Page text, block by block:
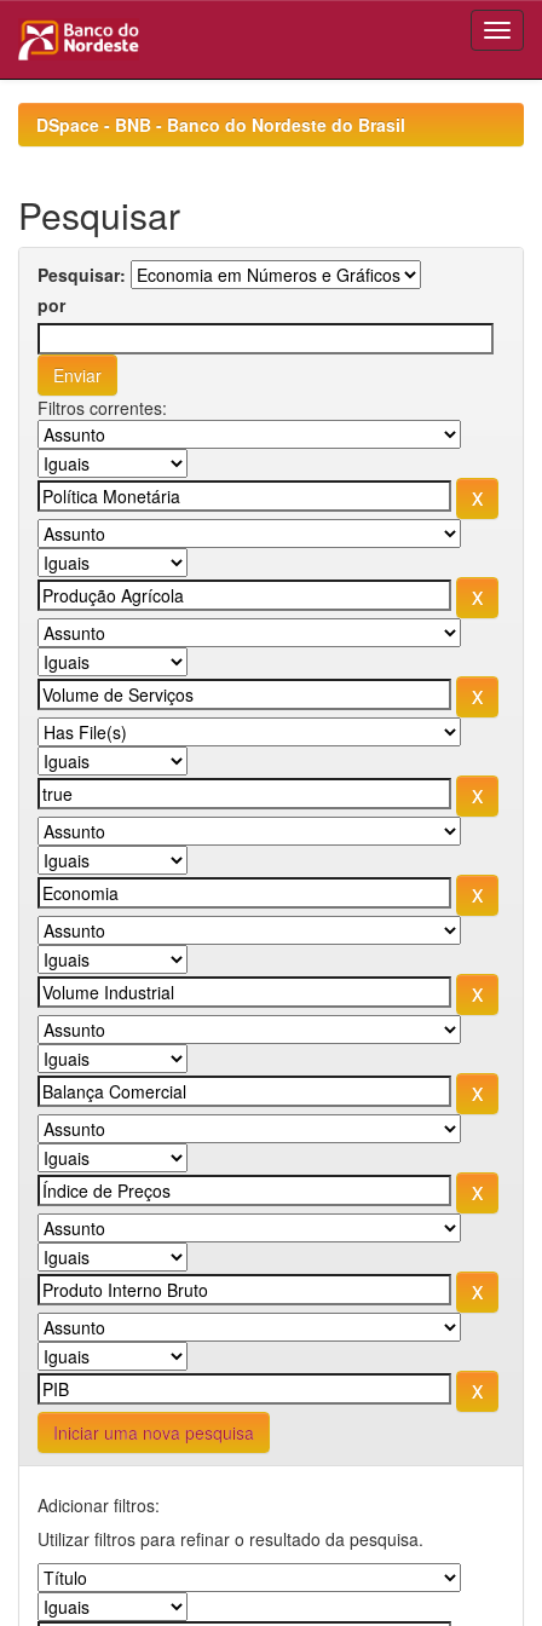
navigationDSpace - BNB - Banco do Nordeste do Brasil
Pesquisar
Pesquisar:
por
Filtros correntes:
Iniciar uma nova pesquisa
Adicionar filtros:
Utilizar filtros para refinar o resultado da pesquisa.